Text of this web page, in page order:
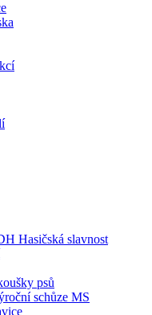
Hasičská slavnost
psů
schůze MS